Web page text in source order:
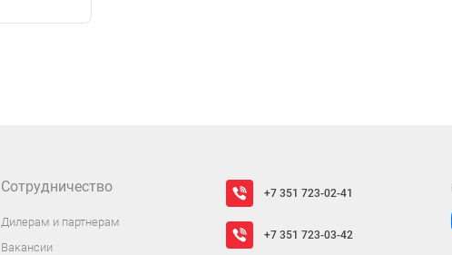
Сотрудничество
Дилерам и партнерам
Вакансии
+7 351 723-02-41
+7 351 723-03-42